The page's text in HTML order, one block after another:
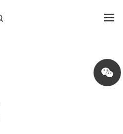
Share
on
wechat